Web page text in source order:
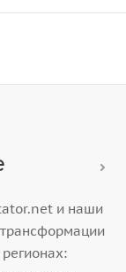
и наши